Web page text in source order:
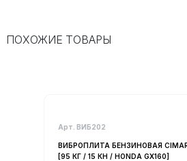
ПОХОЖИЕ ТОВАРЫ
Арт. ВИБ202
ВИБРОПЛИТА БЕНЗИНОВАЯ
[95 КГ / 15 КН / HONDA GX160]